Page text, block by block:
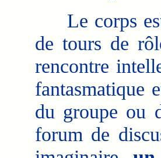
Le corps est
de tours de
rencontre
fantasmatique
du groupe ou
forum de